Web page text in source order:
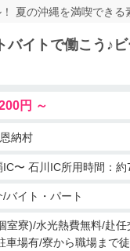
夏の沖縄を満喫でき
好きなうちな〜んちゅ
沖縄でのリゾートバ
ださい！ リゾートバイ
バイトで働こう♪
円 ～
納村
IC〜 石川IC所用時間：約
/バイト・パート
室寮)/水光熱費無料/赴
車場有/寮から職場まで